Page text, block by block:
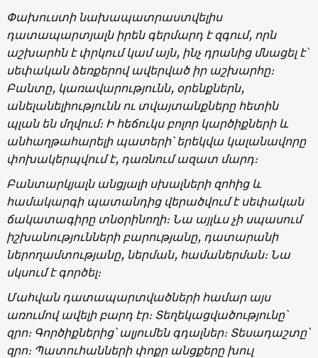
Փախուստի նախապատրաստվելիս
դատապարտյալն իրեն գերմարդ է զգում, որն
աշխարհն է փրկում կամ այն, ինչ դրանից մնացել է՝
սեփական ձեռքերով ավերված իր աշխարհը։
Բանտը, կառավարությունն, օրենքներն,
անելանելիությունն ու տվայտանքները հետին
պլան են մղվում։ Ի հեճուկս բոլոր կարծիքների և
անհաղթահարելի պատերի՝ երեկվա կալանավորը
փոխակերպվում է, դառնում ազատ մարդ։
Բանտարկյալն անցյալի սխալների զոհից և
համակարգի պատանդից վերածվում է սեփական
ճակատագիրը տնօրինողի։ Նա այլևս չի սպասում
իշխանությունների բարությանը, դատարանի
ներողամտությանը, ներման, համաներման։ Նա
սկսում է գործել։
Մահվան դատապարտվածների համար այս
առումով ավելի բարդ էր։ Տեղեկացվածությունը՝
զրո։ Գործիքներից՝ ալյումեն գդալներ։ Տեսադաշտը՝
զրո։ Պատուհանների փոքր անցքերը խուլ